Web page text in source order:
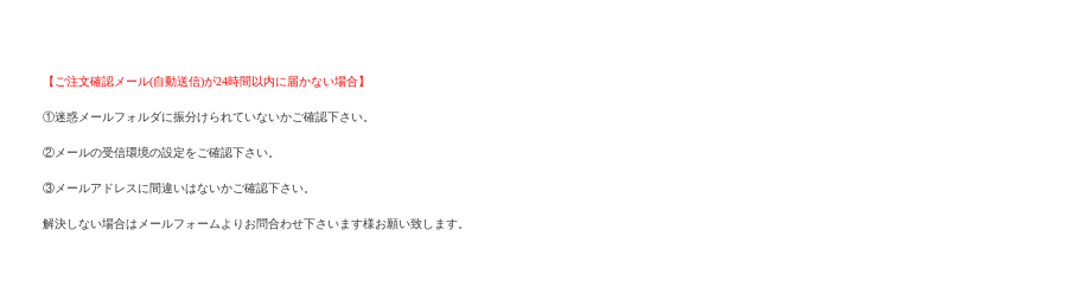
【ご注文確認メール(自動送信)が24時間以内に届かない場合】
①迷惑メールフォルダに振分けられていないかご確認下さい。
②メールの受信環境の設定をご確認下さい。
③メールアドレスに間違いはないかご確認下さい。
解決しない場合はメールフォームよりお問合わせ下さいます様お願い致します。